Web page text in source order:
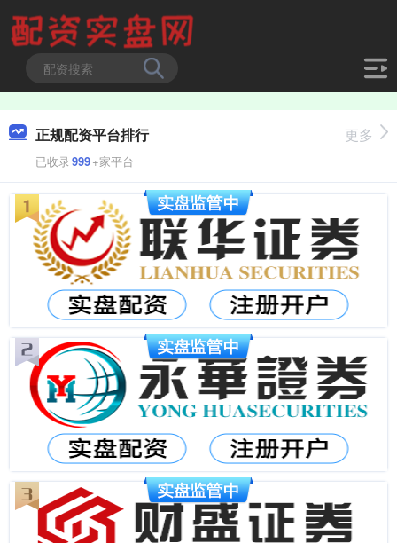
正规配资平台排行
已收录999+家平台
更多